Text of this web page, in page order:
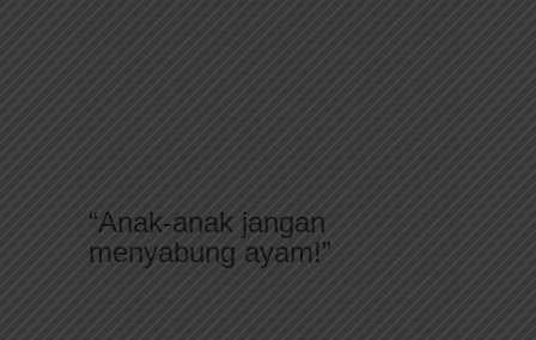
“Anak-anak jangan
menyabung ayam!”